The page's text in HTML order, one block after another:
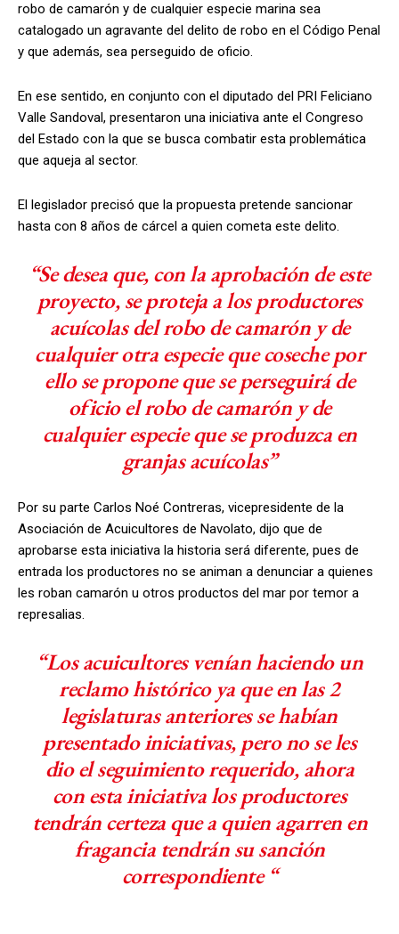
robo de camarón y de cualquier especie marina sea
catalogado un agravante del delito de robo en el Código Penal
y que además, sea perseguido de oficio.
En ese sentido, en conjunto con el diputado del PRI Feliciano
Valle Sandoval, presentaron una iniciativa ante el Congreso
del Estado con la que se busca combatir esta problemática
que aqueja al sector.
El legislador precisó que la propuesta pretende sancionar
hasta con 8 años de cárcel a quien cometa este delito.
“Se desea que, con la aprobación de este
proyecto, se proteja a los productores
acuícolas del robo de camarón y de
cualquier otra especie que coseche por
ello se propone que se perseguirá de
oficio el robo de camarón y de
cualquier especie que se produzca en
granjas acuícolas”
Por su parte Carlos Noé Contreras, vicepresidente de la
Asociación de Acuicultores de Navolato, dijo que de
aprobarse esta iniciativa la historia será diferente, pues de
entrada los productores no se animan a denunciar a quienes
les roban camarón u otros productos del mar por temor a
represalias.
“Los acuicultores venían haciendo un
reclamo histórico ya que en las 2
legislaturas anteriores se habían
presentado iniciativas, pero no se les
dio el seguimiento requerido, ahora
con esta iniciativa los productores
tendrán certeza que a quien agarren en
fragancia tendrán su sanción
correspondiente “